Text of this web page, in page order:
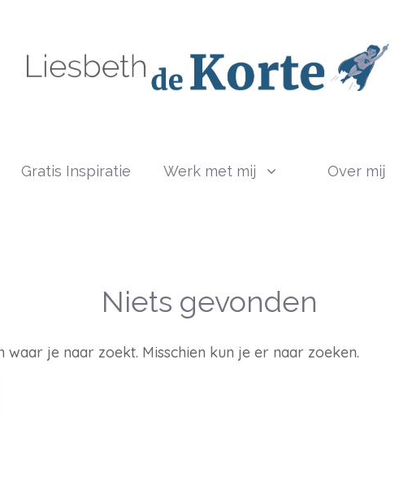
Gratis Inspiratie Werk met mij Over mij
Niets gevonden
je naar zoekt. Misschien kun je er naar zoeken.